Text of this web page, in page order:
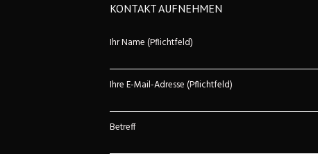
KONTAKT AUFNEHMEN
Ihr Name (Pflichtfeld)
Ihre E-Mail-Adresse (Pflichtfeld)
Betreff